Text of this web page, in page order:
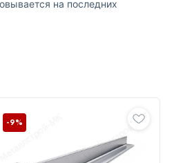
на последних
-9%